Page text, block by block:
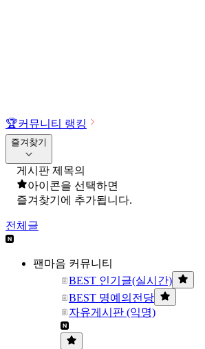
🏆커뮤니티 랭킹
즐겨찾기
게시판 제목의
아이콘을 선택하면
즐겨찾기에 추가됩니다.
전체글
팬마음 커뮤니티
BEST 인기글(실시간)
BEST 명예의전당
자유게시판 (익명)